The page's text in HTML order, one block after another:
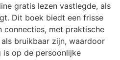
gratis lezen vastlegde, als
Dit boek biedt een frisse
connecties, met praktische
bruikbaar zijn, waardoor
is op de persoonlijke